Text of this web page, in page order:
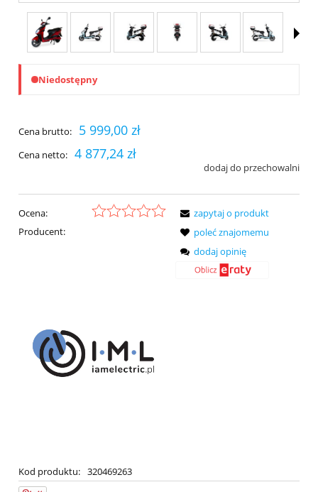
Niedostępny
Cena brutto: 5 999,00 zł
Cena netto: 4 877,24 zł
dodaj do przechowalni
Ocena:
Producent:
Kod produktu: 320469263
zapytaj o produkt
poleć znajomemu
dodaj opinię